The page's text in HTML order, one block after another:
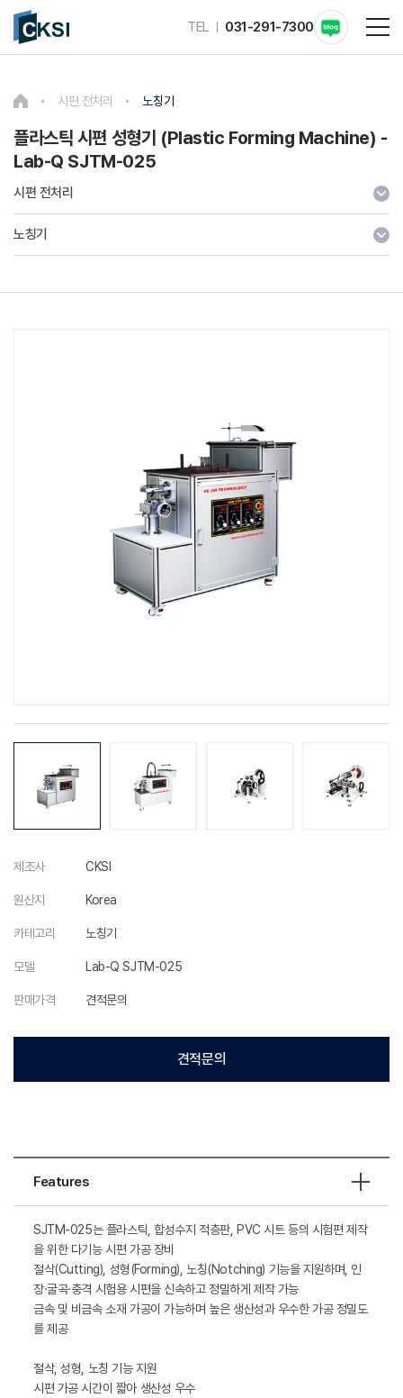
TEL 031-291-7300
시편 전처리 노칭기
플라스틱 시편 성형기 (Plastic Forming Machine) -
Lab-Q SJTM-025
시편 전처리
노칭기
제조사 CKSI
원산지 Korea
카테고리 노칭기
모델 Lab-Q SJTM-025
판매가격 견적문의
견적문의
Features
SJTM-025는 플라스틱, 합성수지 적층판, PVC 시트 등의 시험편 제작
을 위한 다기능 시편 가공 장비
절삭(Cutting), 성형(Forming), 노칭(Notching) 기능을 지원하며, 인
장·굴곡·충격 시험용 시편을 신속하고 정밀하게 제작 가능
금속 및 비금속 소재 가공이 가능하며 높은 생산성과 우수한 가공 정밀도
를 제공
절삭, 성형, 노칭 기능 지원
시편 가공 시간이 짧아 생산성 우수